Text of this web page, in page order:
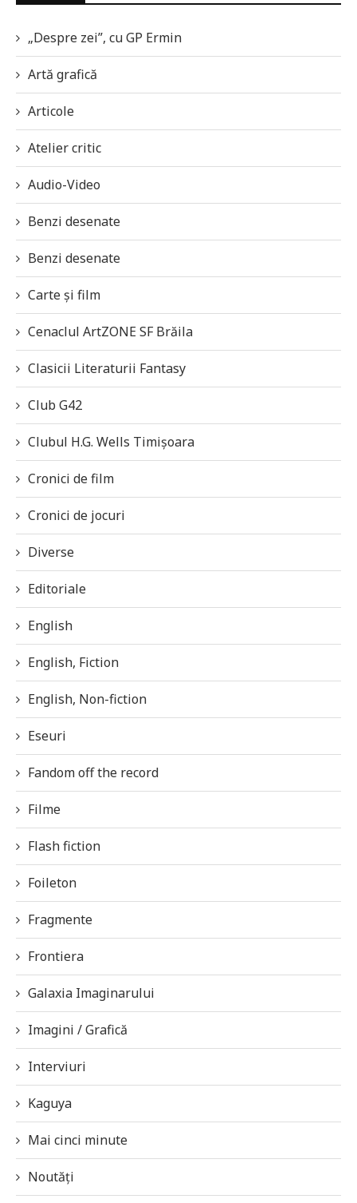
„Despre zei”, cu GP Ermin
Artă grafică
Articole
Atelier critic
Audio-Video
Benzi desenate
Benzi desenate
Carte și film
Cenaclul ArtZONE SF Brăila
Clasicii Literaturii Fantasy
Club G42
Clubul H.G. Wells Timișoara
Cronici de film
Cronici de jocuri
Diverse
Editoriale
English
English, Fiction
English, Non-fiction
Eseuri
Fandom off the record
Filme
Flash fiction
Foileton
Fragmente
Frontiera
Galaxia Imaginarului
Imagini / Grafică
Interviuri
Kaguya
Mai cinci minute
Noutăți